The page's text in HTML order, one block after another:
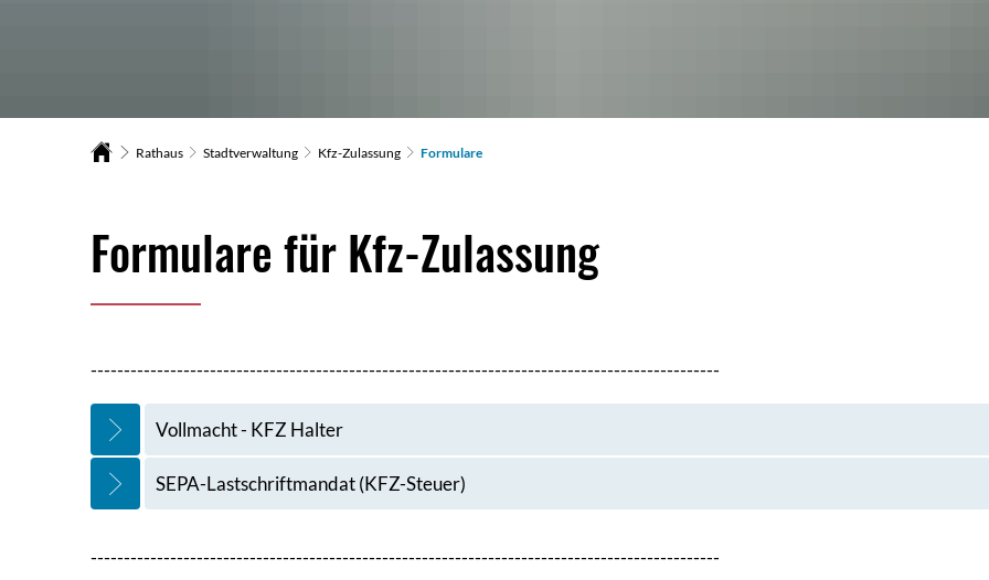
Rathaus Stadtverwaltung Kfz-Zulassung Formulare
FormulareFormulare für Kfz-Zulassung
-----------------------------------------------------------------------------------------------
Vollmacht - KFZ Halter
SEPA-Lastschriftmandat (KFZ-Steuer)
-----------------------------------------------------------------------------------------------